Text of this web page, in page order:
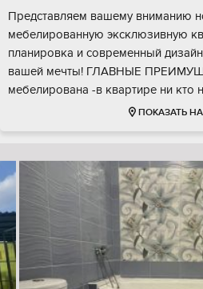
Представляем вашему вниманию
мебелированную эксклюзивную
планировка и современный
вашей мечты! ГЛАВНЫЕ
мебелирована -в квартире ни кто
ПОКАЗАТЬ